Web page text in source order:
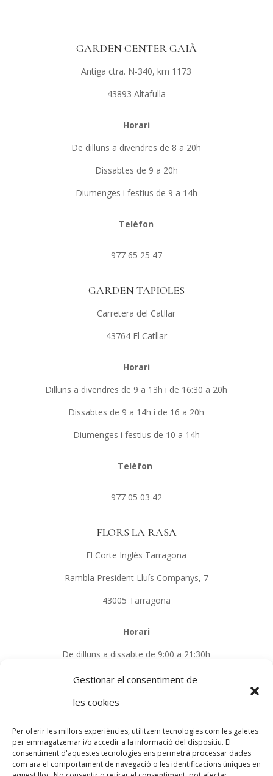
Gestionar el consentiment de
les cookies
Per oferir les millors experiències, utilitzem tecnologies com les galetes
per emmagatzemar i/o accedir a la informació del dispositiu. El
consentiment d'aquestes tecnologies ens permetrà processar dades
com ara el comportament de navegació o les identificacions úniques en
GARDEN CENTER GAIÀ
Antiga ctra. N-340, km 1173
43893 Altafulla
Horari
De dilluns a divendres de 8 a 20h
Dissabtes de 9 a 20h
Diumenges i festius de 9 a 14h
Telèfon
977 65 25 47
GARDEN TAPIOLES
Carretera del Catllar
43764 El Catllar
Horari
Dilluns a divendres de 9 a 13h i de 16:30 a 20h
Dissabtes de 9 a 14h i de 16 a 20h
Diumenges i festius de 10 a 14h
Telèfon
977 05 03 42
FLORS LA RASA
El Corte Inglés Tarragona
Rambla President Lluís Companys, 7
43005 Tarragona
Horari
De dilluns a dissabte de 9:00 a 21:30h
Telèfon
679 74 05 49
PROGRAMA KIT DIGITAL COFINANCIADO POR LOS
FONDOS NEXT GENERATION (EU) DEL MECANISMO